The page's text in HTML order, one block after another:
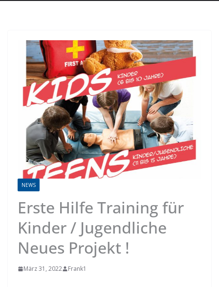
NEWS
Erste Hilfe Training für
Kinder / Jugendliche
Neues Projekt !
März 31, 2022 Frank1